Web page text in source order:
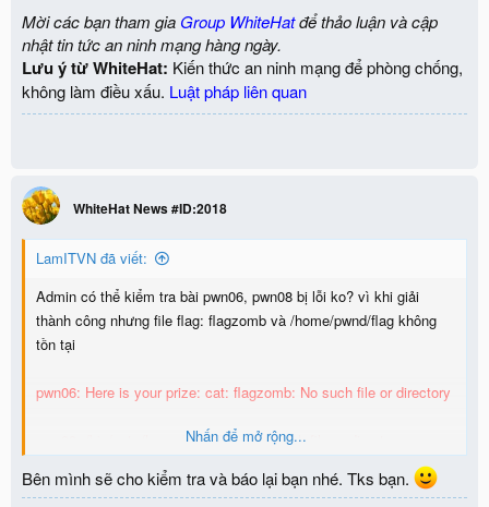
tiết về các challenge như sau:
View attachment 4975
Misc: 12
Web Security: 10
Các challenge mới sẽ được định kỳ bổ sung hàng tháng.
Các đội tham gia luyện tập cũng có thể đóng góp các challenge
ngày càng đa dạng và thú vị hơn.
Mọi ý kiến đóng góp xin mời các bạn trao đổi tại topic này.
Trân trọng,
Mời các bạn tham gia Group WhiteHatđể thảo luận và cập
nhật tin tức an ninh mạng hàng ngày.
Lưu ý từ WhiteHat: Kiến thức an ninh mạng để phòng chống,
không làm điều xấu. Luật pháp liên quan
WhiteHat News #ID:2018
LamITVN đã viết:
Admin có thể kiểm tra bài pwn06, pwn08 bị lỗi ko? vì khi giải
thành công nhưng file flag: flagzomb và /home/pwnd/flag không
tồn tại
pwn06: Here is your prize: cat: flagzomb: No such file or directory
pwn08: /bin/cat: /home/pwnd/flag: No such file or directory
p/s: Em gửi email mà không ai trả lời Đành gửi tại đây
Nhấn để mở rộng...
Bên mình sẽ cho kiểm tra và báo lại bạn nhé. Tks bạn.